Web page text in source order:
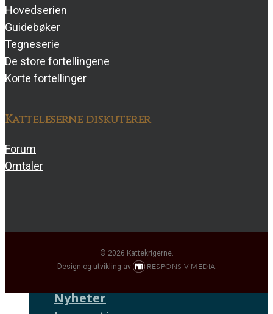
Hovedserien
Guidebøker
Tegneserie
De store fortellingene
Korte fortellinger
Katteleserne diskuterer
Forum
Omtaler
© 2026 Kattekrigerne.
Design og utvikling av
RESPONSIV MEDIA
Nyheter